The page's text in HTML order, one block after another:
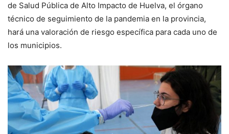
de Salud Pública de Alto Impacto de Huelva, el órgano
técnico de seguimiento de la pandemia en la provincia,
hará una valoración de riesgo específica para cada uno de
los municipios.